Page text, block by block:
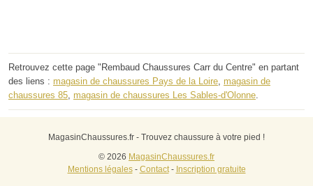
Retrouvez cette page "Rembaud Chaussures Carr du Centre" en partant
des liens : magasin de chaussures Pays de la Loire, magasin de
chaussures 85, magasin de chaussures Les Sables-d'Olonne.
MagasinChaussures.fr - Trouvez chaussure à votre pied !
© 2026 MagasinChaussures.fr
Mentions légales- Contact- Inscription gratuite